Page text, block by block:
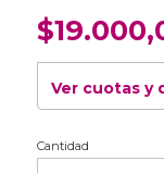
Ver cuotas y
Cantidad